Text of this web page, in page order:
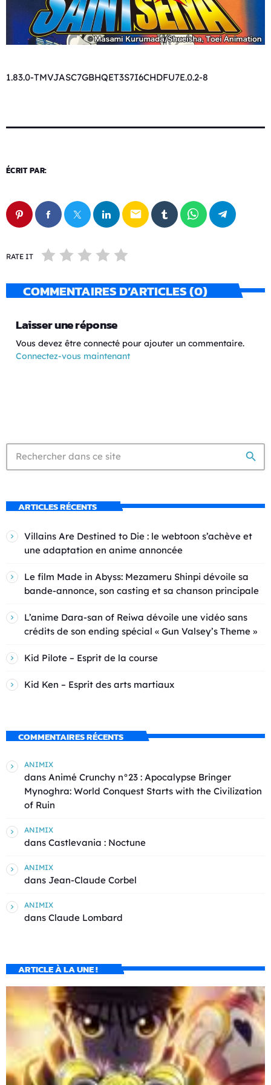
1.83.0-TMVJASC7GBHQET3S7I6CHDFU7E.0.2-8
ÉCRIT PAR:
email
RATE IT
COMMENTAIRES D’ARTICLES (0)
Laisser une réponse
Vous devez être connecté pour ajouter un commentaire.
Connectez-vous maintenant
search
ARTICLES RÉCENTS
Villains Are Destined to Die : le webtoon s’achève et
une adaptation en anime annoncée
Le film Made in Abyss: Mezameru Shinpi dévoile sa
bande-annonce, son casting et sa chanson principale
L’anime Dara-san of Reiwa dévoile une vidéo sans
crédits de son ending spécial « Gun Valsey’s Theme »
Kid Pilote – Esprit de la course
Kid Ken – Esprit des arts martiaux
COMMENTAIRES RÉCENTS
ANIMIX
dans Animé Crunchy n°23 : Apocalypse Bringer
Mynoghra: World Conquest Starts with the Civilization
of Ruin
ANIMIX
dans Castlevania : Noctune
ANIMIX
dans Jean-Claude Corbel
ANIMIX
dans Claude Lombard
ARTICLE À LA UNE !